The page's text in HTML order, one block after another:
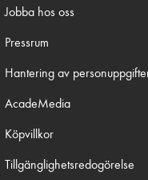
Jobba hos oss
Pressrum
Hantering av
AcadeMedia
Köpvillkor
Tillgänglighetsredogörelse